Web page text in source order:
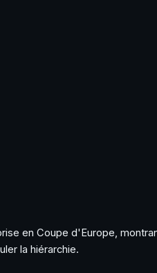
en Coupe d'Europe,
la hiérarchie.